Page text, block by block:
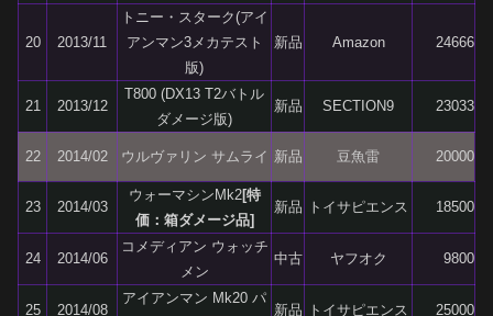
20 2013/11
トニー・スターク(アイ
アンマン3メカテスト
版)
新品 Amazon 24666
21 2013/12
T800 (DX13 T2バトル
ダメージ版)
新品 SECTION9 23033
22 2014/02 ウルヴァリン サムライ 新品 豆魚雷 20000
23 2014/03
ウォーマシンMk2[特
価：箱ダメージ品]
新品 トイサピエンス 18500
24 2014/06
コメディアン ウォッチ
メン
中古 ヤフオク 9800
25 2014/08
アイアンマン Mk20 パ
新品 トイサピエンス 25000